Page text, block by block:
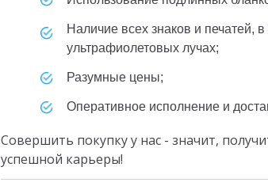
наличие всех знаков и печатей, в том числе водяных знаков и видимых в
ультрафиолетовых лучах;
разумные цены;
оперативное исполнение и
Совершить покупку у нас - значит,
успешной карьеры!